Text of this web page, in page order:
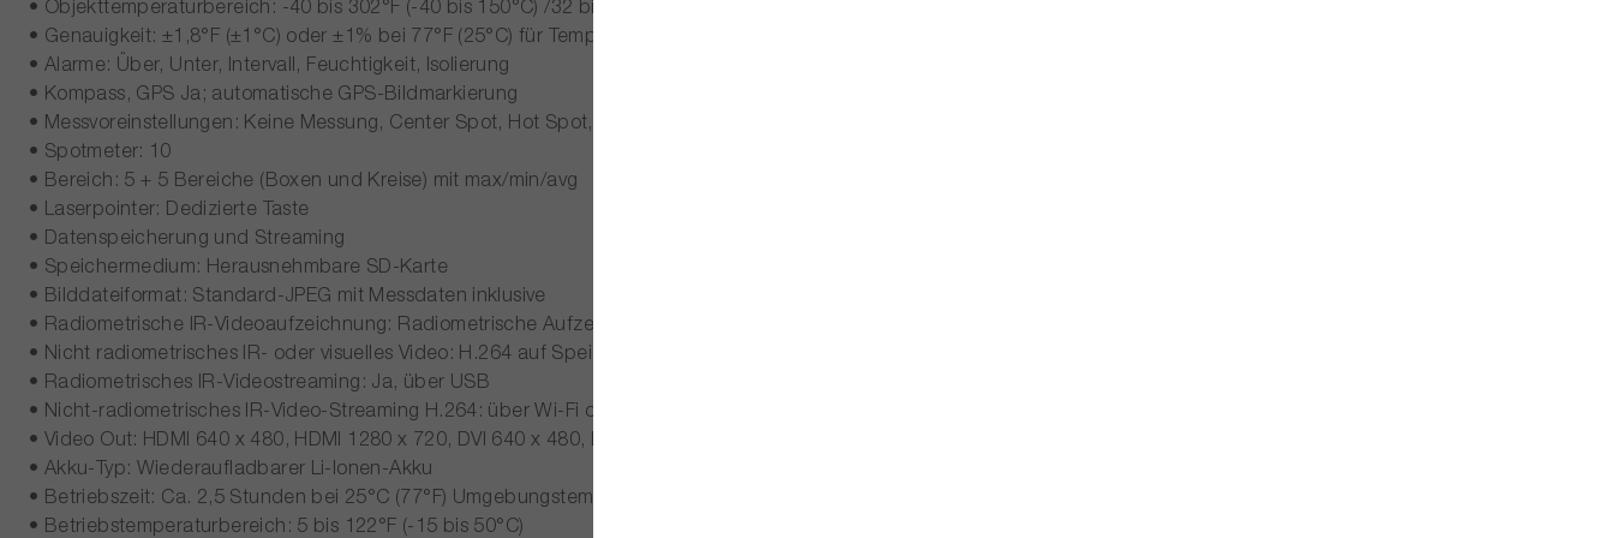
• Objekttemperaturbereich: -40 bis 302°F (-40 bis 150°C) /32 bis 1200°F (0 bis 650°C) / 572 bis 3632°F (300 bis 2000°C)
• Genauigkeit: ±1,8°F (±1°C) oder ±1% bei 77°F (25°C) für Temperaturen von 41 bis 302°F (5 bis 150°C)
• Alarme: Über, Unter, Intervall, Feuchtigkeit, Isolierung
• Kompass, GPS Ja; automatische GPS-Bildmarkierung
• Messvoreinstellungen: Keine Messung, Center Spot, Hot Spot, Cold Spot, Benutzervoreinstellung 1, Benutzervoreinstellung 2
• Spotmeter: 10
• Bereich: 5 + 5 Bereiche (Boxen und Kreise) mit max/min/avg
• Laserpointer: Dedizierte Taste
• Datenspeicherung und Streaming
• Speichermedium: Herausnehmbare SD-Karte
• Bilddateiformat: Standard-JPEG mit Messdaten inklusive
• Radiometrische IR-Videoaufzeichnung: Radiometrische Aufzeichnung in Echtzeit (.csq)
• Nicht radiometrisches IR- oder visuelles Video: H.264 auf Speicherkarte
• Radiometrisches IR-Videostreaming: Ja, über USB
• Nicht-radiometrisches IR-Video-Streaming H.264: über Wi-Fi oder USB
• Video Out: HDMI 640 x 480, HDMI 1280 x 720, DVI 640 x 480, DVI 800 x 600 zusätzliche Daten Batterietyp
• Akku-Typ: Wiederaufladbarer Li-Ionen-Akku
• Betriebszeit: Ca. 2,5 Stunden bei 25°C (77°F) Umgebungstemperatur und typischer Nutzung
• Betriebstemperaturbereich: 5 bis 122°F (-15 bis 50°C)